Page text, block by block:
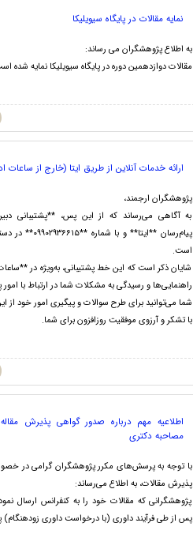
نمایه مقالات در پایگاه سیویلیکا
به اطلاع پژوهشگران می رساند:
مقالات دوازدهمین دوره در پایگاه سیویلیکا نمایه شده
ارائه خدمات آنلاین از طریق ایتا (خارج از ساعات
پژوهشگران ارجمند،
به آگاهی می‌رساند که از این پس، **پشتیبانی
پیام‌رسان **ایتا** و
است.
شایان ذکر است که این خط پشتیبانی، به‌ویژه در
راهنمایی‌ها و رسیدگی به مشکلات شما در ارتباط با
شما می‌توانید برای طرح سوالات و پیگیری امور خود از
با تشکر و آرزوی موفقیت روزافزون برای شما.
اطلاعیه مهم درباره صدور گواهی پذیرش مقاله
مصاحبه دکتری
با توجه به پرسش‌های مکرر پژوهشگران گرامی در
پذیرش مقالات، به اطلاع می‌رساند:
پژوهشگرانی که مقالات خود را به کنفرانس ارسال
پس از طی فرآیند داوری (با درخواست داوری زودهنگام)